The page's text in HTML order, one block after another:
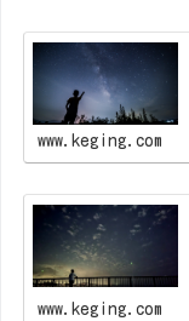
www.keging.com
www.keging.com